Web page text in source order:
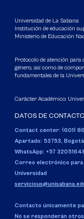
Universidad de La Sabana
Institución de educación
Ministerio de Educación
Protocolo de atención para
género, así como de
fundamentales de la
Carácter Académico:
DATOS DE CONTACTO
Contact center: (601)
Apartado: 53753,
WhatsApp: +57
Correo electrónico para
Universidad
Contacto únicamente
No se responderán